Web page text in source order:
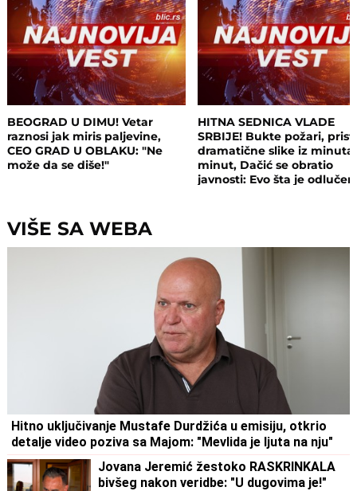
BEOGRAD U DIMU! Vetar
raznosi jak miris paljevine,
CEO GRAD U OBLAKU: "Ne
može da se diše!"
HITNA SEDNICA VLADE
SRBIJE! Bukte požari,
dramatične slike iz minuta
minut, Dačić se obratio
javnosti: Evo šta je
VIŠE SA WEBA
Hitno uključivanje Mustafe Durdžića u emisiju, otkrio
detalje video poziva sa Majom: "Mevlida je ljuta na nju"
Jovana Jeremić žestoko RASKRINKALA
bivšeg nakon veridbe: "U dugovima je!"